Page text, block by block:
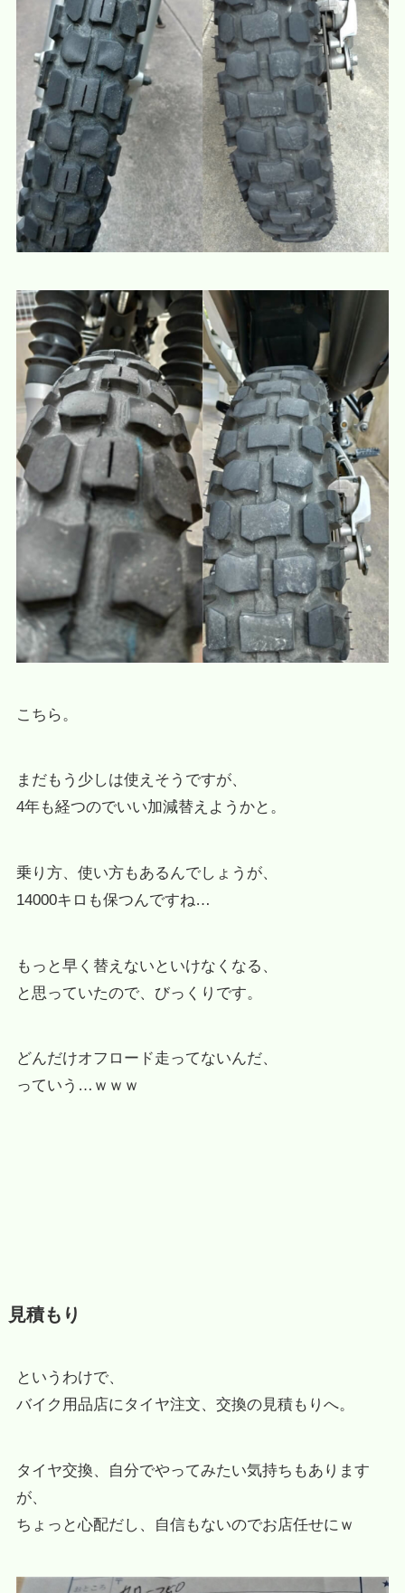
こちら。
まだもう少しは使えそうですが、
4年も経つのでいい加減替えようかと。
乗り方、使い方もあるんでしょうが、
14000キロも保つんですね…
もっと早く替えないといけなくなる、
と思っていたので、びっくりです。
どんだけオフロード走ってないんだ、
っていう…ｗｗｗ
見積もり
というわけで、
バイク用品店にタイヤ注文、交換の見積もりへ。
タイヤ交換、自分でやってみたい気持ちもあります
が、
ちょっと心配だし、自信もないのでお店任せにｗ